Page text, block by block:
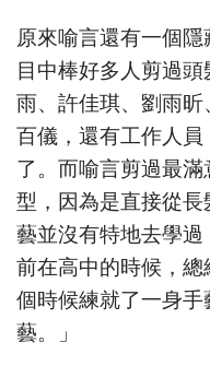
原來喻言還有一個
目中棒好多人剪過
雨、許佳琪、劉雨
百儀，還有工作人
了。而喻言剪過最
型，因為是直接從
藝並沒有特地去學
前在高中的時候，
個時候練就了一身
藝。」